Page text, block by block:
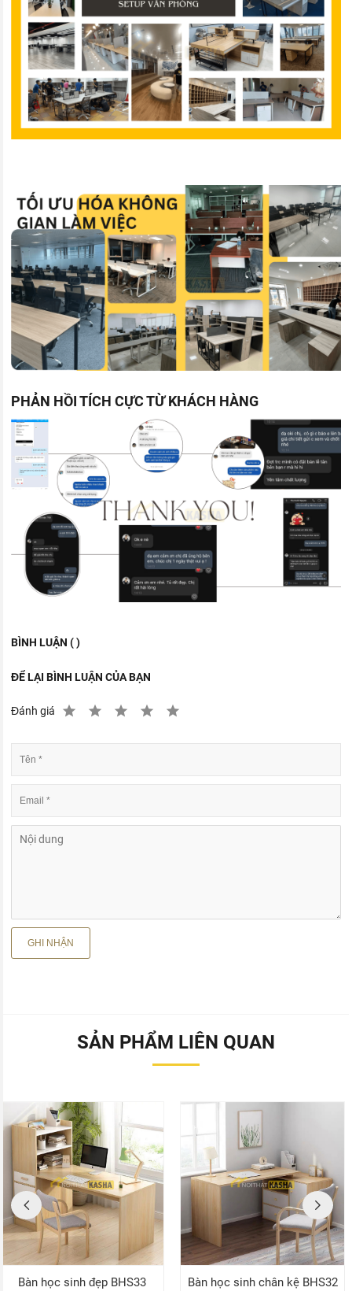
PHẢN HỒI TÍCH CỰC TỪ KHÁCH HÀNG
BÌNH LUẬN ( )
ĐỂ LẠI BÌNH LUẬN CỦA BẠN
Đánh giá
SẢN PHẨM LIÊN QUAN
Bàn học sinh đẹp BHS33 Bàn học sinh chân kệ BHS32